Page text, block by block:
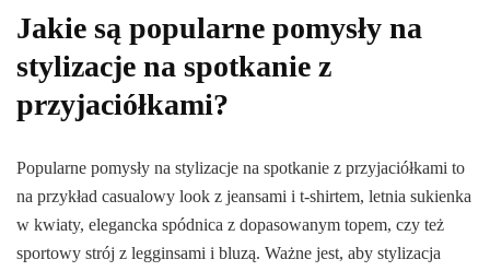
Jakie są popularne pomysły na
stylizacje na spotkanie z
przyjaciółkami?
Popularne pomysły na stylizacje na spotkanie z przyjaciółkami to
na przykład casualowy look z jeansami i t-shirtem, letnia sukienka
w kwiaty, elegancka spódnica z dopasowanym topem, czy też
sportowy strój z legginsami i bluzą. Ważne jest, aby stylizacja